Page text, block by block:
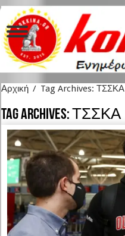
Αρχική / Tag Archives: ΤΣΣΚΑ
Tag Archives:ΤΣΣΚΑ